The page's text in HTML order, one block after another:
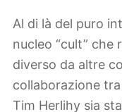
Al di là del puro
nucleo “cult” che
diverso da altre
collaborazione
Tim Herlihy sia